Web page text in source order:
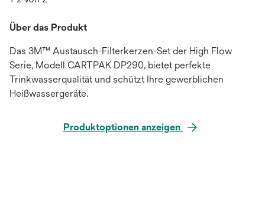
Über das Produkt
Das 3M™ Austausch-Filterkerzen-Set der High Flow
Serie, Modell CARTPAK DP290, bietet perfekte
Trinkwasserqualität und schützt Ihre gewerblichen
Heißwassergeräte.
Produktoptionen anzeigen